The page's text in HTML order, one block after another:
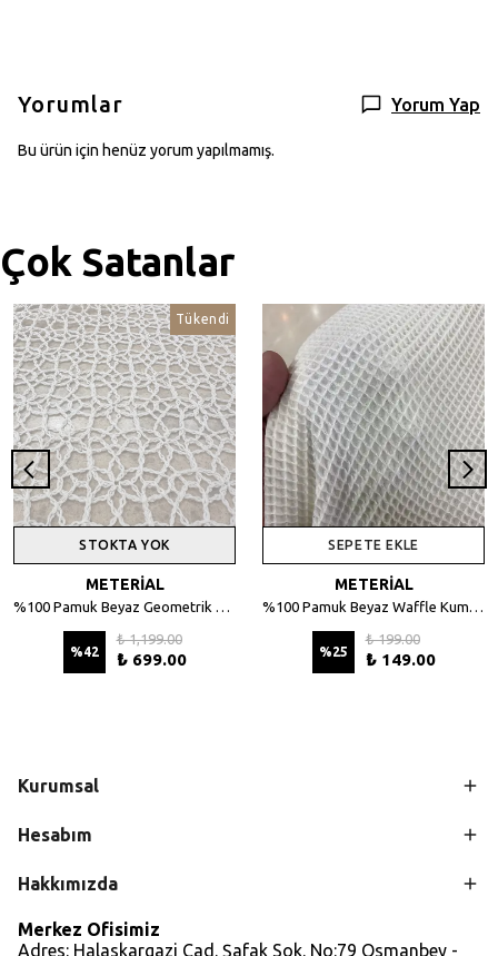
Yorumlar Yorum Yap
Bu ürün için henüz yorum yapılmamış.
Çok Satanlar
Tükendi
STOKTA YOK
METERİAL
%100 Pamuk Beyaz Geometrik Desenli File Kumaş - 135 cm En
%42
₺ 1,199.00
₺ 699.00
SEPETE EKLE
METERİAL
%100 Pamuk Beyaz Waffle Kumaş – Petek Dokulu, 140 cm En
%25
₺ 199.00
₺ 149.00
Kurumsal
Hesabım
Hakkımızda
Merkez Ofisimiz
Adres: Halaskargazi Cad. Şafak Sok. No:79 Osmanbey -